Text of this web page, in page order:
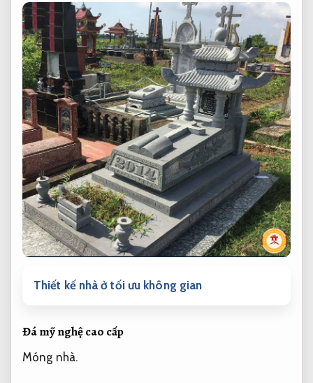
Thiết kế nhà ở tối ưu không gian
Đá mỹ nghệ cao cấp
Móng nhà.